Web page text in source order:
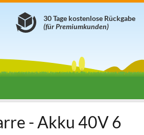
30 Tage kostenlose Rückgabe
(für Premiumkunden)
- Akku 40V 6